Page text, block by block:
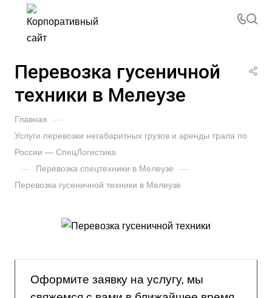
Перевозка гусеничной
техники в Мелеузе
Главная —
Услуги перевозки негабаритных грузов и аренды трала по
России — СпецЛогистика
— Перевозка спецтехники в Мелеузе —
Перевозка гусеничной техники в Мелеузе
Оформите заявку на услугу, мы